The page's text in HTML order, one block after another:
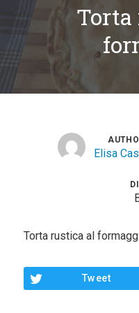
Antipasti
Dolci
Light
Torta
Elisa
Torta rustica al
Tweet